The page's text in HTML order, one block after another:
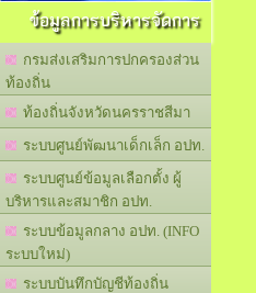
ข้อมูลการบริหารจัดการ
กรมส่งเสริมการปกครองส่วน
ท้องถิ่น
ท้องถิ่นจังหวัดนครราชสีมา
ระบบศูนย์พัฒนาเด็กเล็ก อปท.
ระบบศูนย์ข้อมูลเลือกตั้ง ผู้
บริหารและสมาชิก อปท.
ระบบข้อมูลกลาง อปท. (INFO
ระบบใหม่)
ระบบบันทึกบัญชีท้องถิ่น